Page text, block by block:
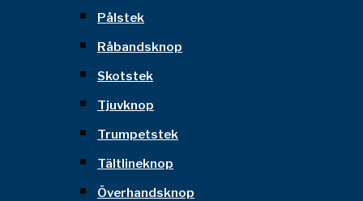
Pålstek
Råbandsknop
Skotstek
Tjuvknop
Trumpetstek
Tältlineknop
Överhandsknop